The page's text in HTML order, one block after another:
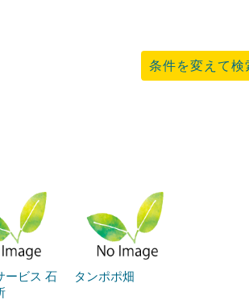
条件を変えて検
ービス 石
タンポポ畑